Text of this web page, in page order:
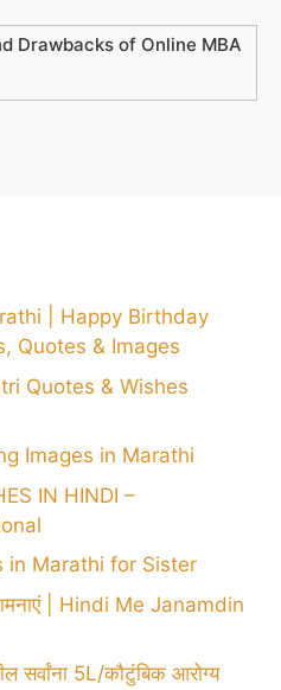
Drawbacks of Online MBA
| Happy Birthday
Quotes & Images
Quotes & Wishes
Images in Marathi
IN HINDI –
in Marathi for Sister
| Hindi Me Janamdin
सर्वांना 5L/कौटुंबिक आरोग्य